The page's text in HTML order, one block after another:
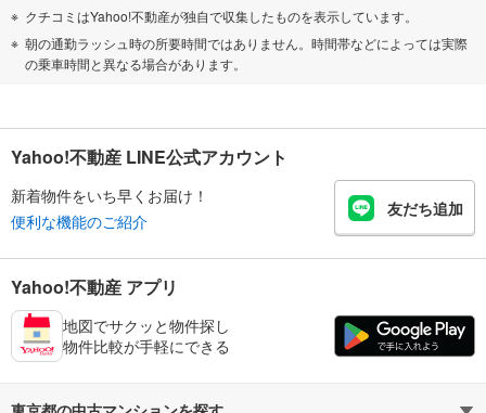
クチコミはYahoo!不動産が独自で収集したものを表示しています。
朝の通勤ラッシュ時の所要時間ではありません。時間帯などによっては実際
の乗車時間と異なる場合があります。
Yahoo!不動産 LINE公式アカウント
新着物件をいち早くお届け！
便利な機能のご紹介
友だち追加
Yahoo!不動産 アプリ
地図でサクッと物件探し
物件比較が手軽にできる